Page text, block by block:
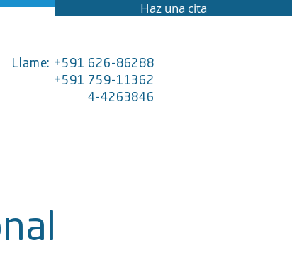
Haz una cita
Llame: +591 626-86288
+591 759-11362
4-4263846